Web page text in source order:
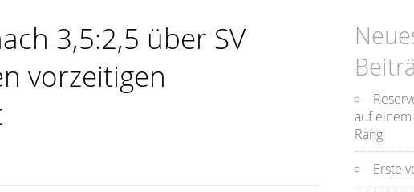
3,5:2,5 über SV
vorzeitigen
auf
Rang
Erste